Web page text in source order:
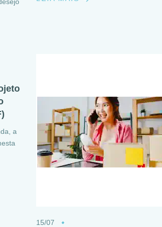
a
15/07